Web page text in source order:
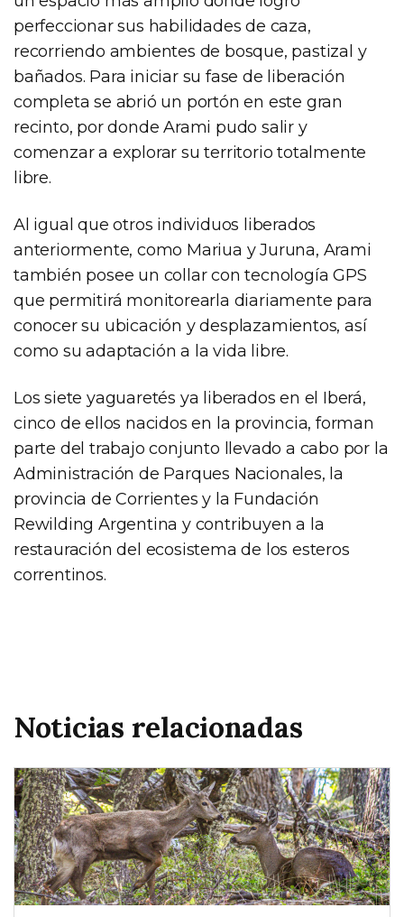
perfeccionar sus habilidades de caza,
recorriendo ambientes de bosque, pastizal y
bañados. Para iniciar su fase de liberación
completa se abrió un portón en este gran
recinto, por donde Arami pudo salir y
comenzar a explorar su territorio totalmente
libre.
Al igual que otros individuos liberados
anteriormente, como Mariua y Juruna, Arami
también posee un collar con tecnología GPS
que permitirá monitorearla diariamente para
conocer su ubicación y desplazamientos, así
como su adaptación a la vida libre.
Los siete yaguaretés ya liberados en el Iberá,
cinco de ellos nacidos en la provincia, forman
parte del trabajo conjunto llevado a cabo por la
Administración de Parques Nacionales, la
provincia de Corrientes y la Fundación
Rewilding Argentina y contribuyen a la
restauración del ecosistema de los esteros
correntinos.
Noticias relacionadas